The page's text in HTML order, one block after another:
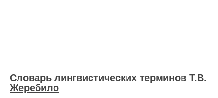
Словарь лингвистических терминов Т.В.
Жеребило